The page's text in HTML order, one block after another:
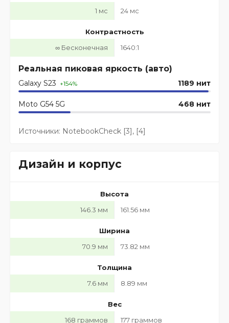
1 мс
24 мс
Контрастность
∞ Бесконечная
1640:1
Реальная пиковая яркость (авто)
Galaxy S23 +154% 1189 нит
Moto G54 5G 468 нит
Источники: NotebookCheck [3], [4]
Дизайн и корпус
Высота
146.3 мм
161.56 мм
Ширина
70.9 мм
73.82 мм
Толщина
7.6 мм
8.89 мм
Вес
168 граммов
177 граммов